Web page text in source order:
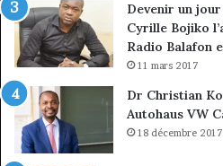
Devenir un
Cyrille Bojiko
Radio Balafon
11 mars 2017
Dr Christian
Autohaus VW
18 décembre 2017